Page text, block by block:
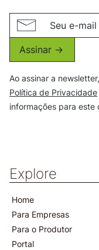
Explore
Home
Para Empresas
Para o Produtor
Portal
Assinar ->
Ao assinar a
Política de Privacidade
informações para este